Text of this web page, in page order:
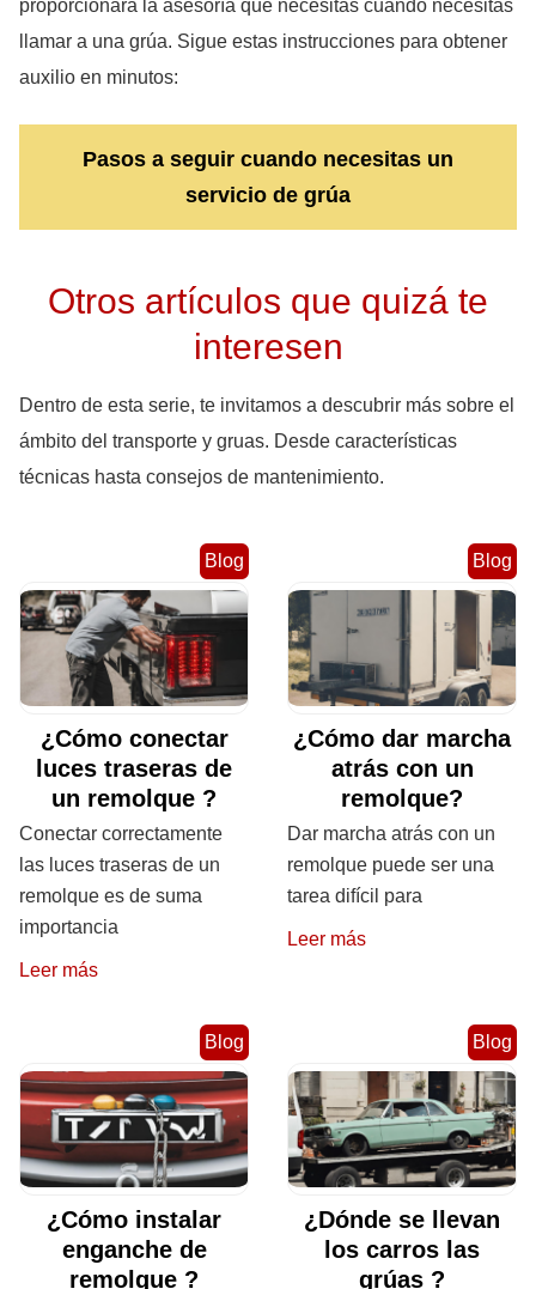
proporcionará la asesoría que necesitas cuando necesitas
llamar a una grúa. Sigue estas instrucciones para obtener
auxilio en minutos:
Pasos a seguir cuando necesitas un
servicio de grúa
Otros artículos que quizá te
interesen
Dentro de esta serie, te invitamos a descubrir más sobre el
ámbito del transporte y gruas. Desde características
técnicas hasta consejos de mantenimiento.
Blog
¿Cómo conectar
luces traseras de
un remolque ?
Conectar correctamente
las luces traseras de un
remolque es de suma
importancia
Leer más
Blog
¿Cómo dar marcha
atrás con un
remolque?
Dar marcha atrás con un
remolque puede ser una
tarea difícil para
Leer más
Blog
¿Cómo instalar
enganche de
remolque ?
Blog
¿Dónde se llevan
los carros las
grúas ?